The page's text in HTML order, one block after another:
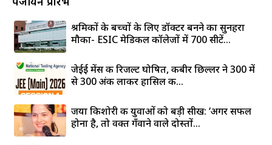
श्रमिकों के बच्चों के लिए डॉक्टर बनने का सुनहरा
मौका- ESIC मेडिकल कॉलेजों में 700 सीटें...
जेईई मेंस की रिजल्ट घोषित, कबीर छिल्लर ने 300 में
से 300 अंक लाकर हासिल की...
जया किशोरी की युवाओं को बड़ी सीख: ‘अगर सफल
होना है, तो वक्त गँवाने वाले दोस्तों...